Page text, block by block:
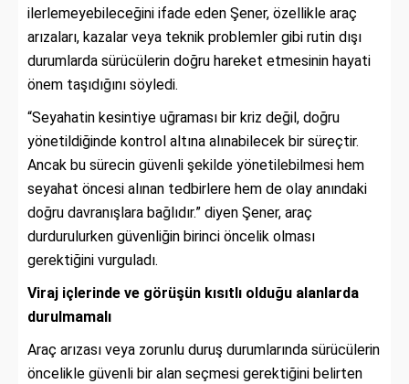
ilerlemeyebileceğini ifade eden Şener, özellikle araç
arızaları, kazalar veya teknik problemler gibi rutin dışı
durumlarda sürücülerin doğru hareket etmesinin hayati
önem taşıdığını söyledi.
“Seyahatin kesintiye uğraması bir kriz değil, doğru
yönetildiğinde kontrol altına alınabilecek bir süreçtir.
Ancak bu sürecin güvenli şekilde yönetilebilmesi hem
seyahat öncesi alınan tedbirlere hem de olay anındaki
doğru davranışlara bağlıdır.” diyen Şener, araç
durdurulurken güvenliğin birinci öncelik olması
gerektiğini vurguladı.
Viraj içlerinde ve görüşün kısıtlı olduğu alanlarda
durulmamalı
Araç arızası veya zorunlu duruş durumlarında sürücülerin
öncelikle güvenli bir alan seçmesi gerektiğini belirten